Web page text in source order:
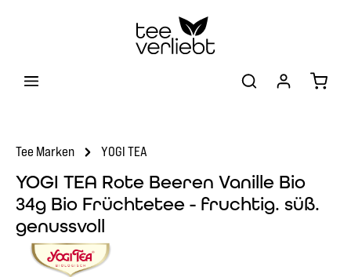
Tee Marken YOGI TEA
YOGI TEA Rote Beeren Vanille Bio
34g Bio Früchtetee - fruchtig. süß.
genussvoll